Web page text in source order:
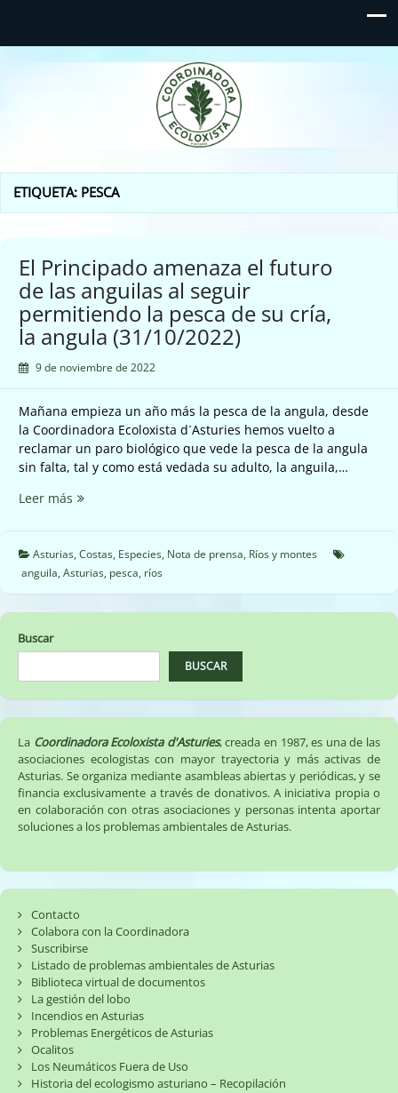
Coordinadora Ecoloxista
d'Asturies
ETIQUETA: PESCA
El Principado amenaza el futuro
de las anguilas al seguir
permitiendo la pesca de su cría,
la angula (31/10/2022)
9 de noviembre de 2022
Mañana empieza un año más la pesca de la angula, desde
la Coordinadora Ecoloxista d´Asturies hemos vuelto a
reclamar un paro biológico que vede la pesca de la angula
sin falta, tal y como está vedada su adulto, la anguila,…
Leer más El
el
futuro
de
las
permitiendo
la
pesca
de
su
cría,
la
angula
(31/10/2022)
Asturias, Costas, Especies, Nota de prensa, Ríos y montes
anguila, Asturias, pesca, ríos
Buscar
BUSCAR
La Coordinadora Ecoloxista d'Asturies, creada en 1987, es una de las
asociaciones ecologistas con mayor trayectoria y más activas de
Asturias. Se organiza mediante asambleas abiertas y periódicas, y se
financia exclusivamente a través de donativos. A iniciativa propia o
en colaboración con otras asociaciones y personas intenta aportar
soluciones a los problemas ambientales de Asturias.
Contacto
Colabora con la Coordinadora
Suscribirse
Listado de problemas ambientales de Asturias
Biblioteca virtual de documentos
La gestión del lobo
Incendios en Asturias
Problemas Energéticos de Asturias
Ocalitos
Los Neumáticos Fuera de Uso
Historia del ecologismo asturiano – Recopilación